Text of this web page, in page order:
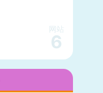
网站
6